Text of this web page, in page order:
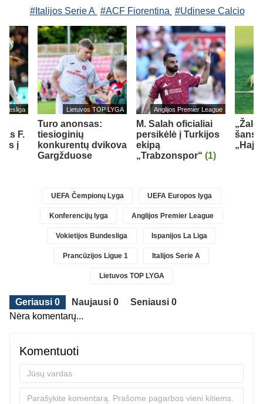
#Italijos Serie A #ACF Fiorentina #Udinese Calcio
F.
į
Lietuvos TOP LYGA
Turo anonsas:
tiesioginių
konkurentų dvikova
Gargžduose
Anglijos Premier League
M. Salah oficialiai
persikėlė į Turkijos
ekipą
„Trabzonspor“ (1)
UEFA Čempionų Lyga UEFA Europos lyga
Konferencijų lyga Anglijos Premier League
Vokietijos Bundesliga Ispanijos La Liga
Prancūzijos Ligue 1 Italijos Serie A
Lietuvos TOP LYGA
Geriausi 0 Naujausi 0
Seniausi 0
Nėra komentarų...
Komentuoti